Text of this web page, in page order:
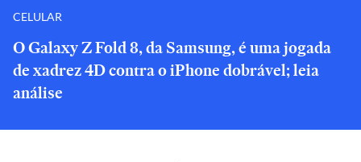
CELULAR
O Galaxy Z Fold 8, da Samsung, é uma jogada
de xadrez 4D contra o iPhone dobrável; leia
análise